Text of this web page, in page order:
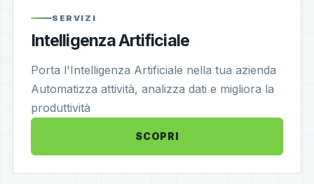
SERVIZI
Intelligenza Artificiale
Porta l'Intelligenza Artificiale nella tua azienda
Automatizza attività, analizza dati e migliora la
produttività
SCOPRI